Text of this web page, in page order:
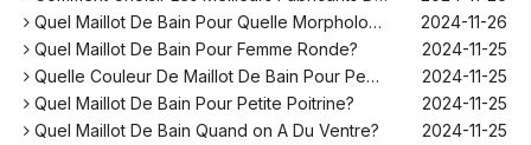
Quel Maillot De Bain Pour Quelle Morphologie?
2024-11-26
Quel Maillot De Bain Pour Femme Ronde?
2024-11-25
Quelle Couleur De Maillot De Bain Pour Peau Blanche?
2024-11-25
Quel Maillot De Bain Pour Petite Poitrine?
2024-11-25
Quel Maillot De Bain Quand on A Du Ventre?
2024-11-25